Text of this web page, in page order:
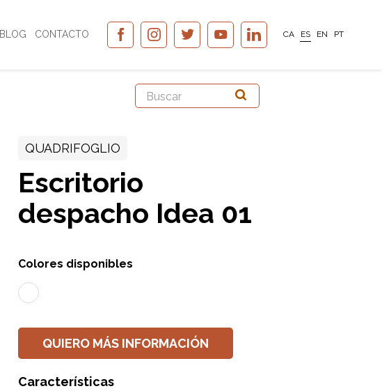
BLOG CONTACTO CA ES EN PT
QUADRIFOGLIO
Escritorio
despacho Idea 01
Colores disponibles
QUIERO MÁS INFORMACIÓN
Características